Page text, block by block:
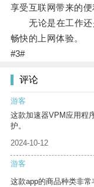
享受互联网带来的便
无论是在工作还
畅快的上网体验。
#3#
评论
游客
这款加速器VPM应用程
护。
2024-10-12
游客
这款app的商品种类非常